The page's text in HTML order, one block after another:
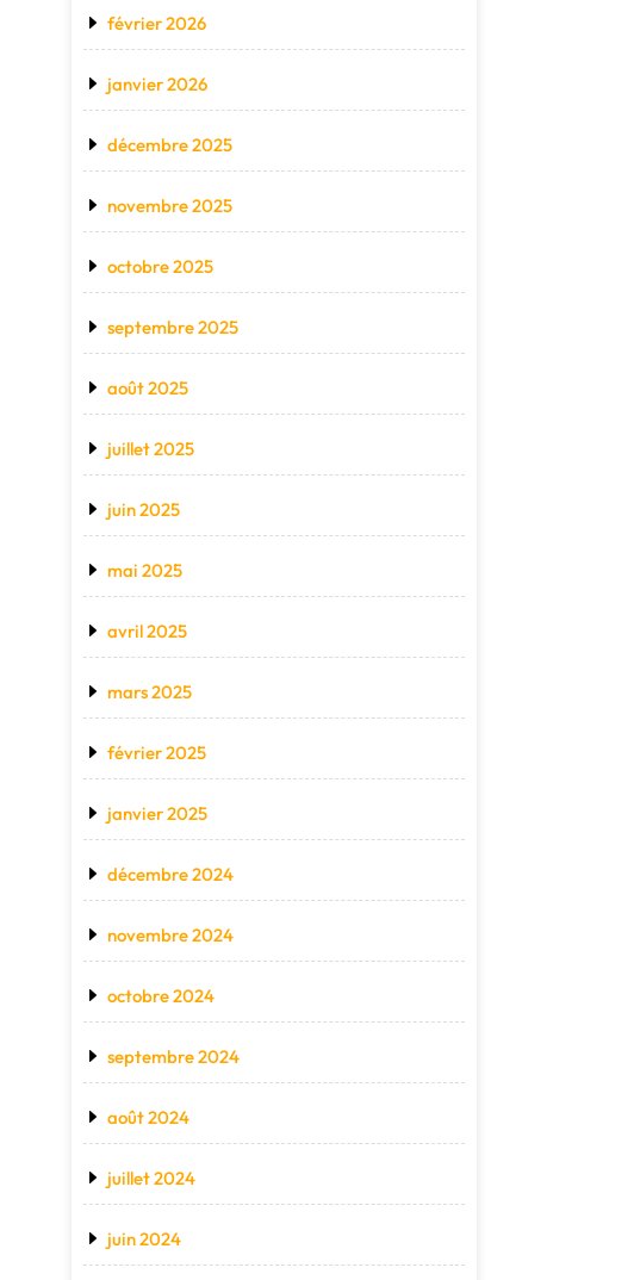
février 2026
janvier 2026
décembre 2025
novembre 2025
octobre 2025
septembre 2025
août 2025
juillet 2025
juin 2025
mai 2025
avril 2025
mars 2025
février 2025
janvier 2025
décembre 2024
novembre 2024
octobre 2024
septembre 2024
août 2024
juillet 2024
juin 2024